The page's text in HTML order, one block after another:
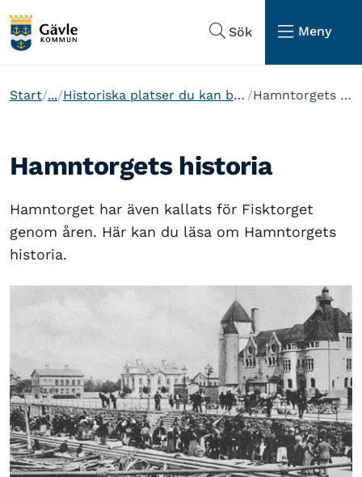
Sök
Meny
Start ... Historiska platser du kan besöka i Gävle Hamntorgets historia
Hamntorgets historia
Hamntorget har även kallats för Fisktorget
genom åren. Här kan du läsa om Hamntorgets
historia.